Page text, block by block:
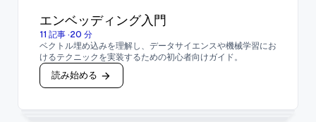
エンベッディング入門
11 記事·20 分
ベクトル埋め込みを理解し、データサイエンスや機械学習にお
けるテクニックを実装するための初心者向けガイド。
読み始める